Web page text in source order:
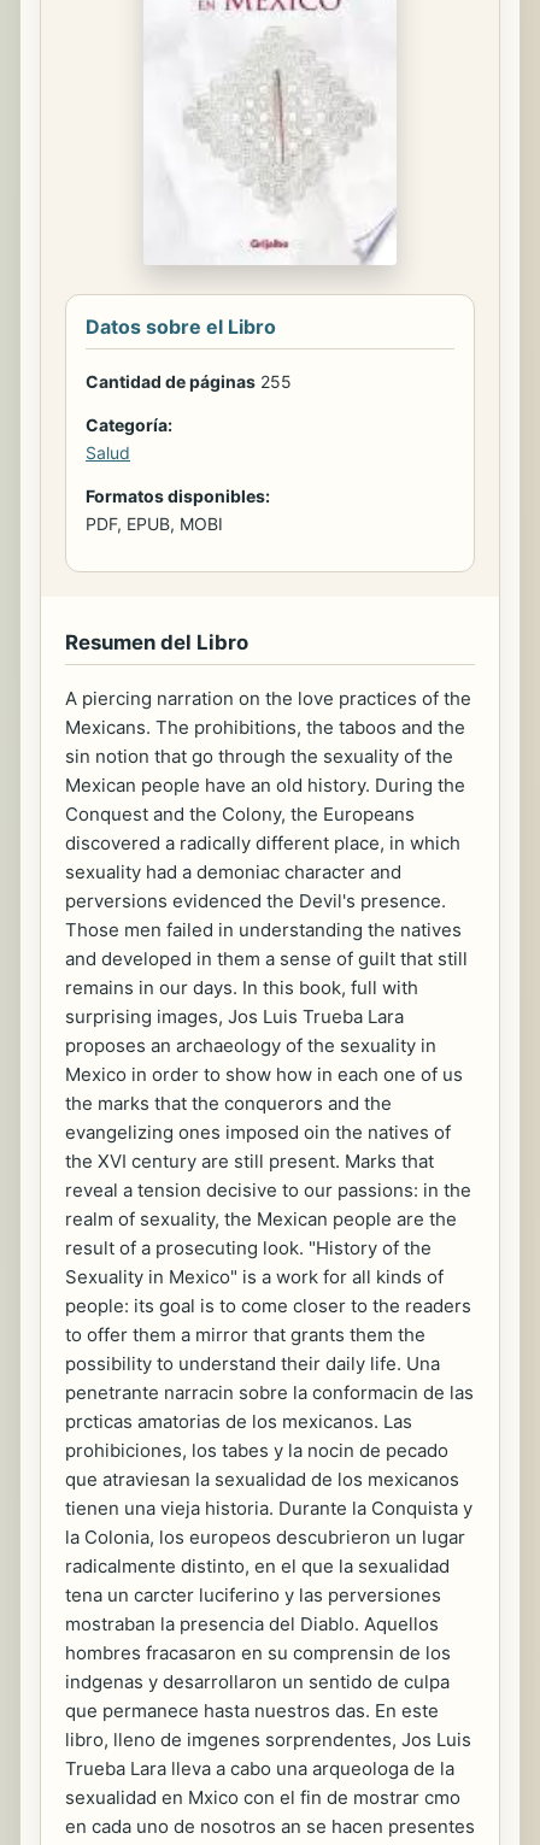
Datos sobre el Libro
Cantidad de páginas 255
Categoría:
Salud
Formatos disponibles:
PDF, EPUB, MOBI
Resumen del Libro
A piercing narration on the love practices of the
Mexicans. The prohibitions, the taboos and the
sin notion that go through the sexuality of the
Mexican people have an old history. During the
Conquest and the Colony, the Europeans
discovered a radically different place, in which
sexuality had a demoniac character and
perversions evidenced the Devil's presence.
Those men failed in understanding the natives
and developed in them a sense of guilt that still
remains in our days. In this book, full with
surprising images, Jos Luis Trueba Lara
proposes an archaeology of the sexuality in
Mexico in order to show how in each one of us
the marks that the conquerors and the
evangelizing ones imposed oin the natives of
the XVI century are still present. Marks that
reveal a tension decisive to our passions: in the
realm of sexuality, the Mexican people are the
result of a prosecuting look. "History of the
Sexuality in Mexico" is a work for all kinds of
people: its goal is to come closer to the readers
to offer them a mirror that grants them the
possibility to understand their daily life. Una
penetrante narracin sobre la conformacin de las
prcticas amatorias de los mexicanos. Las
prohibiciones, los tabes y la nocin de pecado
que atraviesan la sexualidad de los mexicanos
tienen una vieja historia. Durante la Conquista y
la Colonia, los europeos descubrieron un lugar
radicalmente distinto, en el que la sexualidad
tena un carcter luciferino y las perversiones
mostraban la presencia del Diablo. Aquellos
hombres fracasaron en su comprensin de los
indgenas y desarrollaron un sentido de culpa
que permanece hasta nuestros das. En este
libro, lleno de imgenes sorprendentes, Jos Luis
Trueba Lara lleva a cabo una arqueologa de la
sexualidad en Mxico con el fin de mostrar cmo
en cada uno de nosotros an se hacen presentes